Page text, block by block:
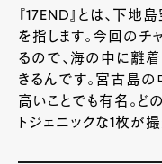
『17END』とは、下
を指します。今回の
るので、海の中に離
きるんです。宮古島
高いことでも有名。
トジェニックな1枚が